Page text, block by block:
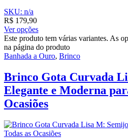
SKU: n/a
R$ 179,90
Ver opções
Este produto tem várias variantes. As
na página do produto
Banhada a Ouro, Brinco
Brinco Gota Curvada
Elegante e Moderna
Ocasiões